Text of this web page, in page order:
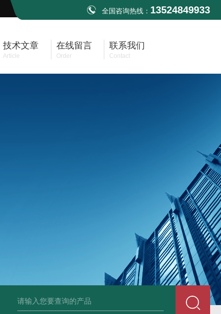
全国咨询热线： 13524849933
技术文章
Article
在线留言
Order
联系我们
Contact
绝缘电阻测试仪 SLB-II全自动变比测试仪 BY2672数字兆欧表